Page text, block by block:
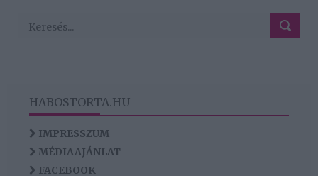
HABOSTORTA.HU
IMPRESSZUM
MÉDIAAJÁNLAT
FACEBOOK